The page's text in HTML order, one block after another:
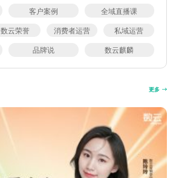
客户案例
全域直播课
数云荣誉 消费者运营
私域运营
品牌说 数云麒麟
更多